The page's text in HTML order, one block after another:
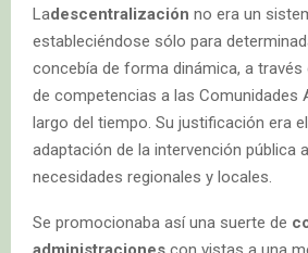
Ladescentralización no era un
estableciéndose sólo para
concebía de forma dinámica, a través
de competencias a las Comunidades
largo del tiempo. Su justificación era
adaptación de la intervención pública
necesidades regionales y locales.
Se promocionaba así una suerte de